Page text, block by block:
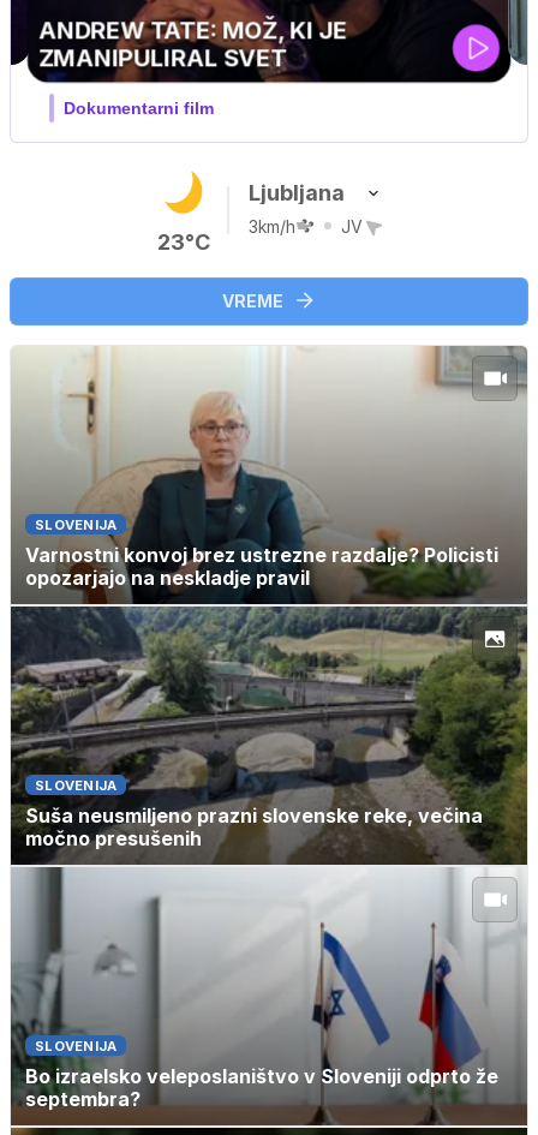
MOJ PRIJATELJ PINGVIN
Film meseca / družinski, pustolovski
23°C
Ljubljana
3km/h JV
VREME
SLOVENIJA
Varnostni konvoj brez ustrezne razdalje? Policisti
opozarjajo na neskladje pravil
SLOVENIJA
Suša neusmiljeno prazni slovenske reke, večina
močno presušenih
SLOVENIJA
Bo izraelsko veleposlaništvo v Sloveniji odprto že
septembra?